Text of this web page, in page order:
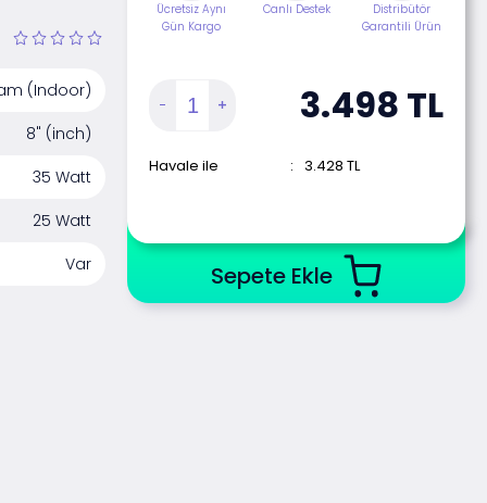
(Indoor)
8" (inch)
35 Watt
25 Watt
Var
Ücretsiz Aynı
Gün Kargo
Canlı Destek
Distribütör
Garantili Ürün
3.498 TL
Havale ile : 3.428 TL
Sepete Ekle